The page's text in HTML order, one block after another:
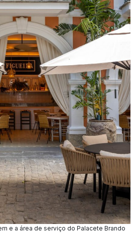
e a área de serviço do Palacete Brando